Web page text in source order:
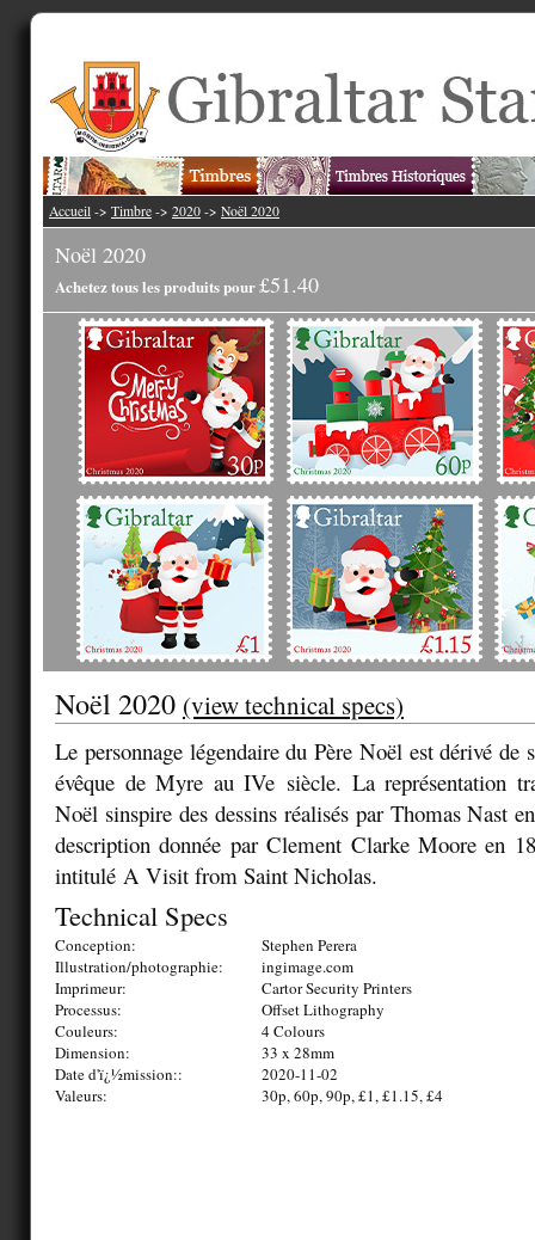
Accueil -> Timbre -> 2020 -> Noël 2020
Noël 2020
Achetez tous les produits pour£51.40
Noël 2020 (view technical specs)
Le personnage légendaire du Père Noël est dérivé
évêque de Myre au IVe siècle. La représentation
Noël sinspire des dessins réalisés par Thomas Nast
description donnée par Clement Clarke Moore en
intitulé A Visit from Saint Nicholas.
Technical Specs
Conception:
Stephen Perera
Illustration/photographie:
ingimage.com
Imprimeur:
Cartor Security Printers
Processus:
Offset Lithography
Couleurs:
4 Colours
Dimension:
33 x 28mm
Date d'ï¿½mission::
2020-11-02
Valeurs:
30p, 60p, 90p, £1, £1.15, £4